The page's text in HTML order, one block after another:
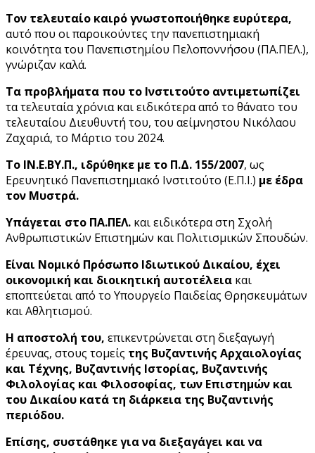
Τον τελευταίο καιρό γνωστοποιήθηκε ευρύτερα,
αυτό που οι παροικούντες την πανεπιστημιακή
κοινότητα του Πανεπιστημίου Πελοποννήσου (ΠΑ.ΠΕΛ.),
γνώριζαν καλά.
Τα προβλήματα που το Ινστιτούτο αντιμετωπίζει
τα τελευταία χρόνια και ειδικότερα από το θάνατο του
τελευταίου Διευθυντή του, του αείμνηστου Νικόλαου
Ζαχαριά, το Μάρτιο του 2024.
Το ΙΝ.Ε.ΒΥ.Π., ιδρύθηκε με το Π.Δ. 155/2007, ως
Ερευνητικό Πανεπιστημιακό Ινστιτούτο (Ε.Π.Ι.) με έδρα
τον Μυστρά.
Υπάγεται στο ΠΑ.ΠΕΛ. και ειδικότερα στη Σχολή
Ανθρωπιστικών Επιστημών και Πολιτισμικών Σπουδών.
Είναι Νομικό Πρόσωπο Ιδιωτικού Δικαίου, έχει
οικονομική και διοικητική αυτοτέλεια και
εποπτεύεται από το Υπουργείο Παιδείας Θρησκευμάτων
και Αθλητισμού.
Η αποστολή του, επικεντρώνεται στη διεξαγωγή
έρευνας, στους τομείς της Βυζαντινής Αρχαιολογίας
και Τέχνης, Βυζαντινής Ιστορίας, Βυζαντινής
Φιλολογίας και Φιλοσοφίας, των Επιστημών και
του Δικαίου κατά τη διάρκεια της Βυζαντινής
περιόδου.
Επίσης, συστάθηκε για να διεξαγάγει και να